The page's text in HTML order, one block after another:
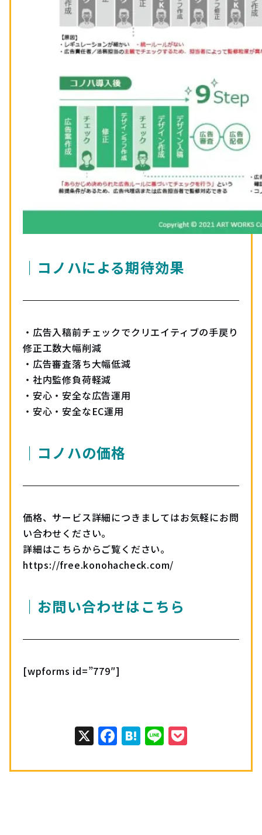
｜コノハによる期待効果
・広告入稿前チェックでクリエイティブの手戻り
修正工数大幅削減
・広告審査落ち大幅低減
・社内監修負荷軽減
・安心・安全な広告運用
・安心・安全なEC運用
｜コノハの価格
価格、サービス詳細につきましてはお気軽にお問
い合わせください。
詳細はこちらからご覧ください。
https://free.konohacheck.com/
｜お問い合わせはこちら
[wpforms id=”779″]
X Facebook
Hatena
Line